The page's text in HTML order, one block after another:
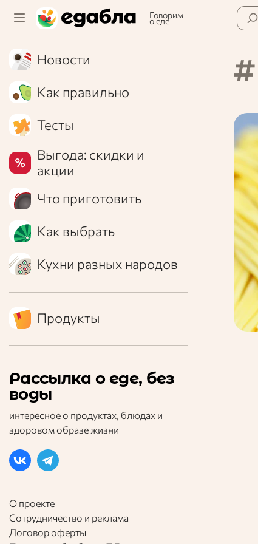
Говорим
о еде
Новости
Как правильно
Тесты
Выгода: скидки и
акции
Что приготовить
Как выбрать
Кухни разных народов
Продукты
Рассылка о еде, без
воды
интересное о продуктах, блюдах и
здоровом образе жизни
О проекте
Сотрудничество и реклама
Договор оферты
#